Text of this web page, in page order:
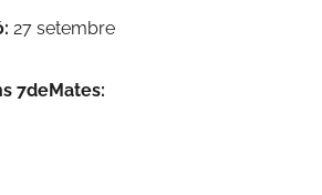
27 setembre
7deMates: